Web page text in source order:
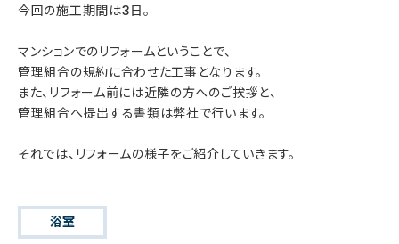
今回の施工期間は3日。
マンションでのリフォームということで、
管理組合の規約に合わせた工事となります。
また、リフォーム前には近隣の方へのご挨拶と、
管理組合へ提出する書類は弊社で行います。
それでは、リフォームの様子をご紹介していきます。
浴室